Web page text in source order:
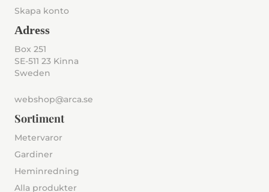
Skapa konto
Adress
Box 251
SE-511 23 Kinna
Sweden
webshop@arca.se
Sortiment
Metervaror
Gardiner
Heminredning
Alla produkter